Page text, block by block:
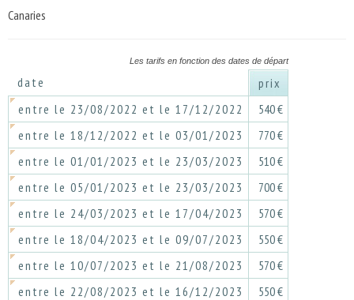
Canaries
Les tarifs en fonction des dates de départ
date
prix
entre le 23/08/2022 et le 17/12/2022
540 €
entre le 18/12/2022 et le 03/01/2023
770 €
entre le 01/01/2023 et le 23/03/2023
510 €
entre le 05/01/2023 et le 23/03/2023
700 €
entre le 24/03/2023 et le 17/04/2023
570 €
entre le 18/04/2023 et le 09/07/2023
550 €
entre le 10/07/2023 et le 21/08/2023
570 €
entre le 22/08/2023 et le 16/12/2023
550 €